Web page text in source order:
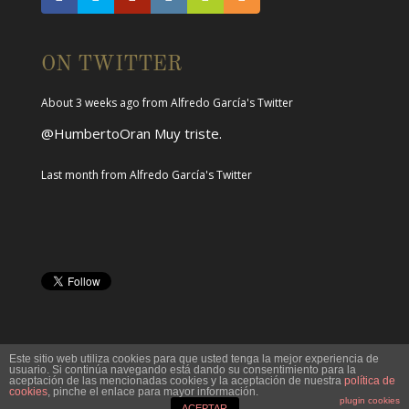
ON TWITTER
About 3 weeks ago fromAlfredo García's Twitter
@HumbertoOranMuy triste.
Last monthfromAlfredo García's Twitter
Este sitio web utiliza cookies para que usted tenga la mejor experiencia de
usuario. Si continúa navegando está dando su consentimiento para la
aceptación de las mencionadas cookies y la aceptación de nuestra política de
cookies, pinche el enlace para mayor información.
plugin cookies